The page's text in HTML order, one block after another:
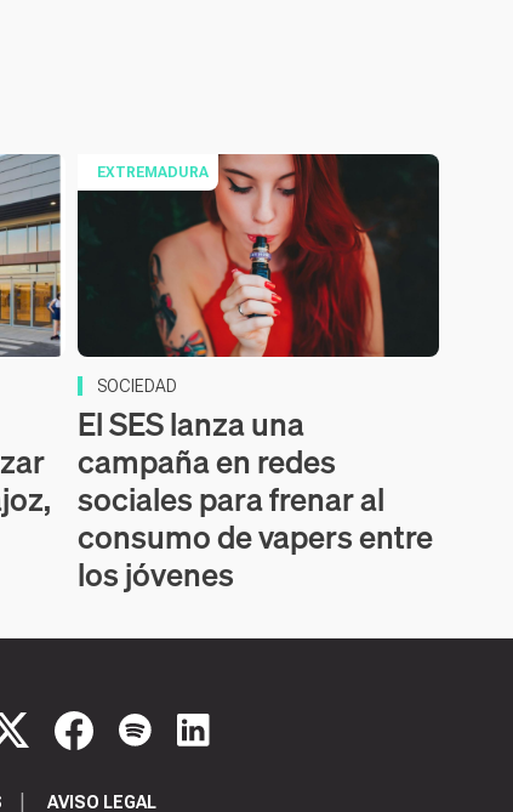
EXTREMADURA
SOCIEDAD
El SES lanza una
campaña en redes
sociales para frenar al
consumo de vapers entre
los jóvenes
AVISO LEGAL